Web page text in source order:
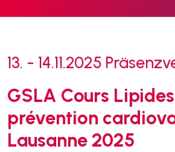
13. - 14.11.2025
GSLA Cours
prévention
Lausanne 2025